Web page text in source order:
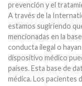
prevención y el
A través de la
estamos sugiriendo
mencionadas en la
conducta ilegal o
dispositivo médico
países. Esta base de
médica. Los pacientes